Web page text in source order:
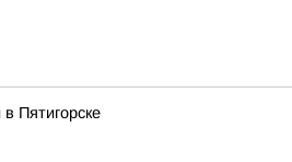
Пятигорске